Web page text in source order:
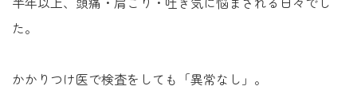
た。
かかりつけ医で検査をしても「異常なし」。